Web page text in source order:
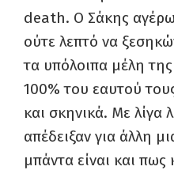
death. O Σάκης
ούτε λεπτό να
τα υπόλοιπα μέλη
100% του εαυτού
και σκηνικά. Με λίγα
απέδειξαν για άλλη
μπάντα είναι και